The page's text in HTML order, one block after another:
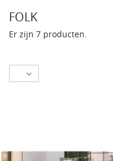
FOLK
Er zijn 7 producten.
